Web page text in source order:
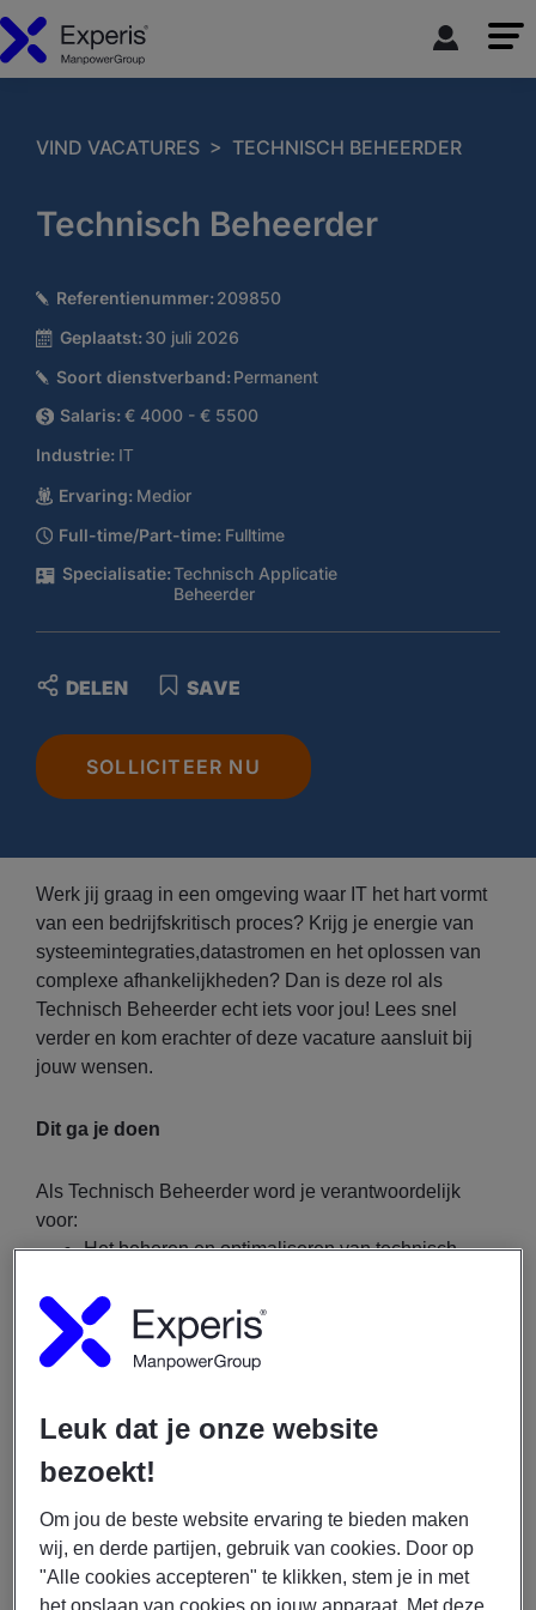
VIND VACATURES > TECHNISCH BEHEERDER
Technisch Beheerder
Referentienummer: 209850
Geplaatst: 30 juli 2026
Soort dienstverband: Permanent
Salaris: € 4000 - € 5500
Industrie: IT
Ervaring: Medior
Full-time/Part-time: Fulltime
Specialisatie:Technisch Applicatie
Beheerder
SOLLICITEER NU
SAVE
DELEN
Werk jij graag in een omgeving waar IT het hart vormt
van een bedrijfskritisch proces? Krijg je energie van
systeemintegraties,datastromen en het oplossen van
complexe afhankelijkheden? Dan is deze rol als
Technisch Beheerder echt iets voor jou! Lees snel
verder en kom erachter of deze vacature aansluit bij
jouw wensen.
Dit ga je doen
Als Technisch Beheerder word je verantwoordelijk
voor:
Het beheren en optimaliseren van technisch
teams;
Het doorzien en bewaken van integraties tussen
verschillende bedrijfskritische systemen;
(XML/API’s) en applicatiekoppelingen;
Signaleren van risico’s binnen een volledig
Meewerken aan de migratie van twee legacy-
systemen naar één nieuw toekomstbestendig
platform;
Leuk dat je onze website
bezoekt!
Om jou de beste website ervaring te bieden maken
wij, en derde partijen, gebruik van cookies. Door op
"Alle cookies accepteren" te klikken, stem je in met